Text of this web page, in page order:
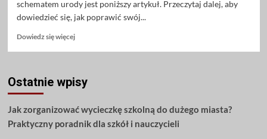
schematem urody jest poniższy artykuł. Przeczytaj dalej, aby
dowiedzieć się, jak poprawić swój...
Dowiedz się więcejDowiedz
Chcesz
więcej
w
swoim
Ostatnie wpisy
Jak zorganizować wycieczkę szkolną do dużego miasta?
Praktyczny poradnik dla szkół i nauczycieli